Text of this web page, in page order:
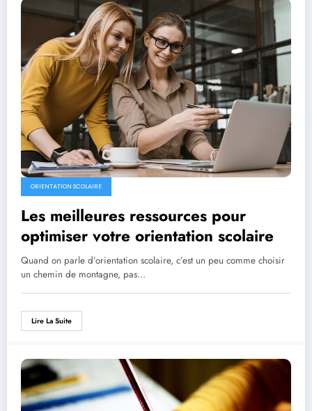
ORIENTATION SCOLAIRE
Les meilleures ressources pour
optimiser votre orientation scolaire
Quand on parle d’orientation scolaire, c’est un peu comme choisir
un chemin de montagne, pas…
Lire La Suite